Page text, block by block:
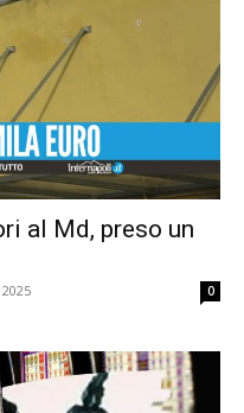
al Md, preso un
0